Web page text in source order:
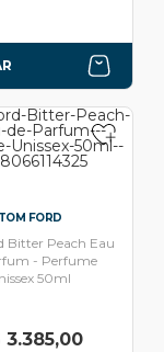
TOM FORD
Bitter Peach Eau
- Perfume
50ml
3.385,00